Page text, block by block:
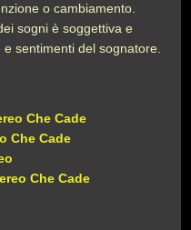
o cambiamento.
sogni è soggettiva e
sentimenti del sognatore.
Che Cade
Che Cade
Che Cade